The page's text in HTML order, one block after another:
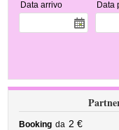
Data arrivo Data
Booking da 2 €